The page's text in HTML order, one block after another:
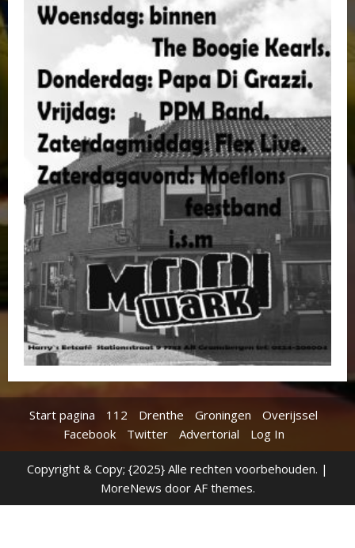
Start pagina 112 Drenthe Groningen
Overijssel
Facebook
Twitter Advertorial Log In
Copyright & Copy; {2025} Alle rechten voorbehouden. |
MoreNews door AF themes.